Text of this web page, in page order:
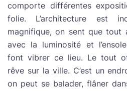
comporte différentes
folie. L’architecture est
magnifique, on sent que tout
avec la luminosité et
font vibrer ce lieu. Le tout
rêve sur la ville. C’est un
on peut se balader, flâner